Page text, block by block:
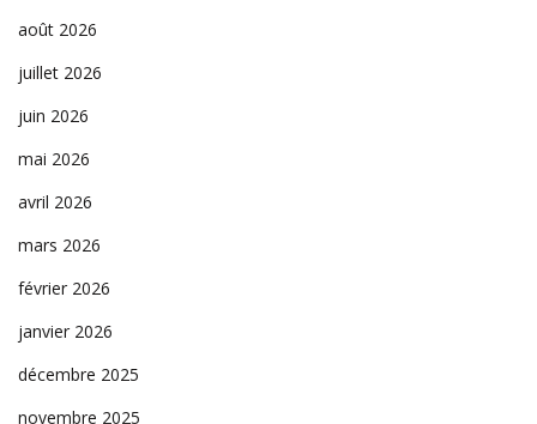
août 2026
juillet 2026
juin 2026
mai 2026
avril 2026
mars 2026
février 2026
janvier 2026
décembre 2025
novembre 2025